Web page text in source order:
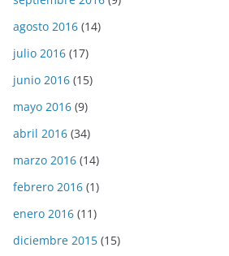
agosto 2016 (14)
julio 2016 (17)
junio 2016 (15)
mayo 2016 (9)
abril 2016 (34)
marzo 2016 (14)
febrero 2016 (1)
enero 2016 (11)
diciembre 2015 (15)